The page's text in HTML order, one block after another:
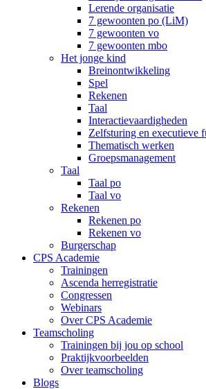
Lerende organisatie
7 gewoonten po (LiM)
7 gewoonten vo
7 gewoonten mbo
Het jonge kind
Breinontwikkeling
Spel
Rekenen
Taal
Interactievaardigheden
Zelfsturing en executieve
Thematisch werken
Groepsmanagement
Taal
Taal po
Taal vo
Rekenen
Rekenen po
Rekenen vo
Burgerschap
CPS Academie
Trainingen
Ascenda herregistratie
Congressen
Webinars
Over CPS Academie
Teamscholing
Trainingen bij jou op school
Praktijkvoorbeelden
Over teamscholing
Blogs